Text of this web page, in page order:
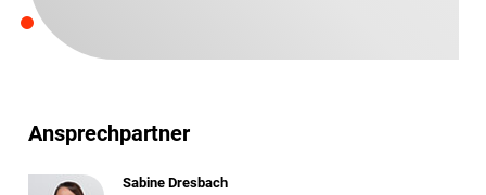
Ansprechpartner
Sabine Dresbach